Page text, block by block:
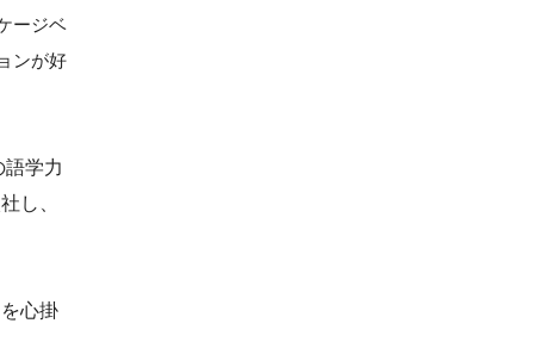
ージベ
ンが好
学力
し、
心掛